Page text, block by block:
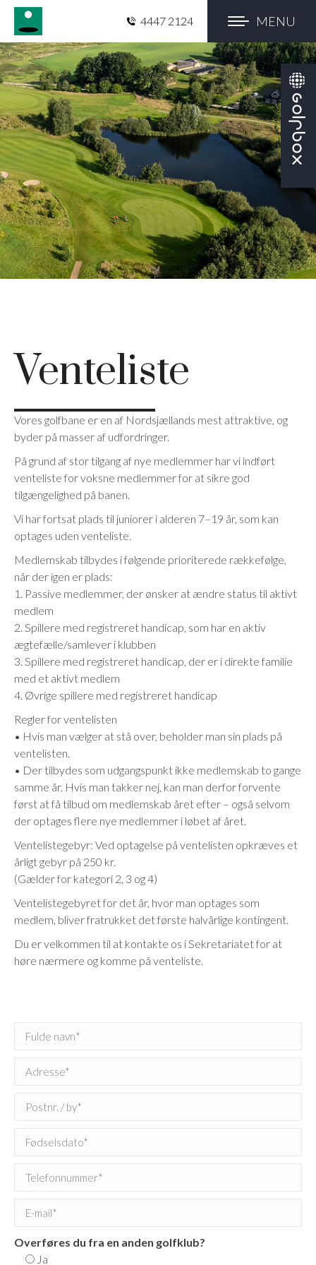
MENU
4447 2124
Venteliste
Vores golfbane er en af Nordsjællands mest attraktive, og
byder på masser af udfordringer.
På grund af stor tilgang af nye medlemmer har vi indført
venteliste for voksne medlemmer for at sikre god
tilgængelighed på banen.
Vi har fortsat plads til juniorer i alderen 7–19 år, som kan
optages uden venteliste.
Medlemskab tilbydes i følgende prioriterede rækkefølge,
når der igen er plads:
1. Passive medlemmer, der ønsker at ændre status til aktivt
medlem
2. Spillere med registreret handicap, som har en aktiv
ægtefælle/samlever i klubben
3. Spillere med registreret handicap, der er i direkte familie
med et aktivt medlem
4. Øvrige spillere med registreret handicap
Regler for ventelisten
• Hvis man vælger at stå over, beholder man sin plads på
ventelisten.
• Der tilbydes som udgangspunkt ikke medlemskab to gange
samme år. Hvis man takker nej, kan man derfor forvente
først at få tilbud om medlemskab året efter – også selvom
der optages flere nye medlemmer i løbet af året.
Ventelistegebyr: Ved optagelse på ventelisten opkræves et
årligt gebyr på 250 kr.
(Gælder for kategori 2, 3 og 4)
Ventelistegebyret for det år, hvor man optages som
medlem, bliver fratrukket det første halvårlige kontingent.
Du er velkommen til at kontakte os i Sekretariatet for at
høre nærmere og komme på venteliste.
Overføres du fra en anden golfklub?
Ja